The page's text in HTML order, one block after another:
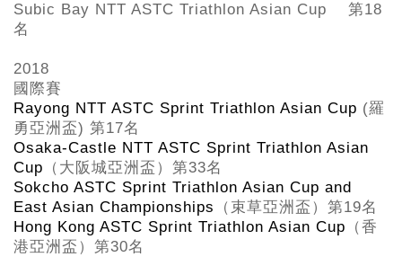
Subic Bay NTT ASTC Triathlon Asian Cup 第18
名
2018
國際賽
Rayong NTT ASTC Sprint Triathlon Asian Cup (羅
勇亞洲盃) 第17名
Osaka-Castle NTT ASTC Sprint Triathlon Asian
Cup （大阪城亞洲盃）第33名
Sokcho ASTC Sprint Triathlon Asian Cup and
East Asian Championships
（束草亞洲盃）第19名
Hong Kong ASTC Sprint Triathlon Asian Cup （香
港亞洲盃）第30名